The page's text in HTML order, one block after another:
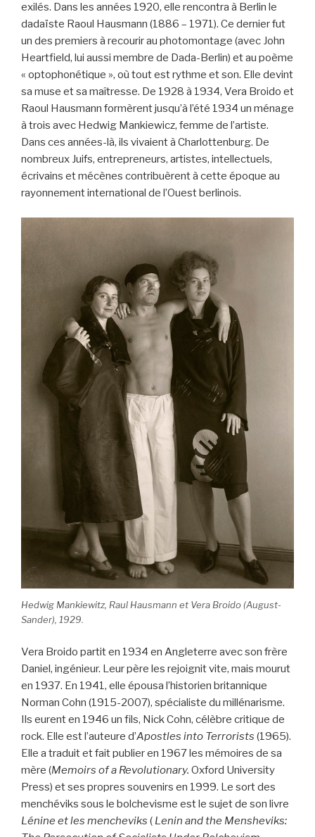
exilés. Dans les années 1920, elle rencontra à Berlin le
dadaïste Raoul Hausmann (1886 – 1971). Ce dernier fut
un des premiers à recourir au photomontage (avec John
Heartfield, lui aussi membre de Dada-Berlin) et au poème
« optophonétique », où tout est rythme et son. Elle devint
sa muse et sa maîtresse. De 1928 à 1934, Vera Broido et
Raoul Hausmann formèrent jusqu’à l’été 1934 un ménage
à trois avec Hedwig Mankiewicz, femme de l’artiste.
Dans ces années-là, ils vivaient à Charlottenburg. De
nombreux Juifs, entrepreneurs, artistes, intellectuels,
écrivains et mécènes contribuèrent à cette époque au
rayonnement international de l’Ouest berlinois.
Hedwig Mankiewitz, Raul Hausmann et Vera Broido (August-
Sander), 1929.
Vera Broido partit en 1934 en Angleterre avec son frère
Daniel, ingénieur. Leur père les rejoignit vite, mais mourut
en 1937. En 1941, elle épousa l’historien britannique
Norman Cohn (1915-2007), spécialiste du millénarisme.
Ils eurent en 1946 un fils, Nick Cohn, célèbre critique de
rock. Elle est l’auteure d’Apostles into Terrorists (1965).
Elle a traduit et fait publier en 1967 les mémoires de sa
mère (Memoirs of a Revolutionary. Oxford University
Press) et ses propres souvenirs en 1999. Le sort des
menchéviks sous le bolchevisme est le sujet de son livre
Lénine et les mencheviks ( Lenin and the Mensheviks: